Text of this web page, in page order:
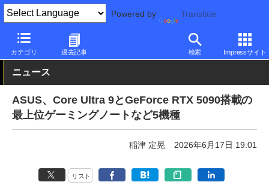
Powered by Translate
カテゴリ 過去記事 検索 Impressサイト
PC Watch パソコン/タブレット/スマートフォン ゲーミングノー
ニュース
ASUS、Core Ultra 9とGeForce RTX 5090搭載の
最上位ゲーミングノートなど5機種
稲津 定晃 2026年6月17日 19:01
リスト